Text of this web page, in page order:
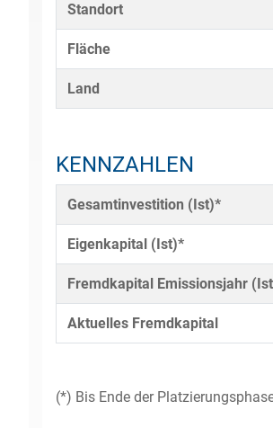
Standort
Fläche
Land
KENNZAHLEN
Gesamtinvestition (Ist)*
Eigenkapital (Ist)*
Fremdkapital Emissionsjahr
Aktuelles Fremdkapital
(*) Bis Ende der